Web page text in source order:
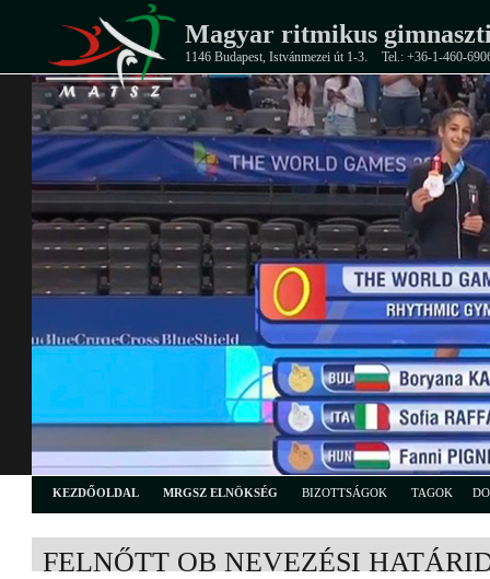
Magyar ritmikus
1146 Budapest, Istvánmezei út 1-3. Tel.: +36-1-460-
KEZDŐOLDAL MRGSZ ELNÖKSÉG BIZOTTSÁGOK TAGOK
FELNŐTT OB NEVEZÉSI